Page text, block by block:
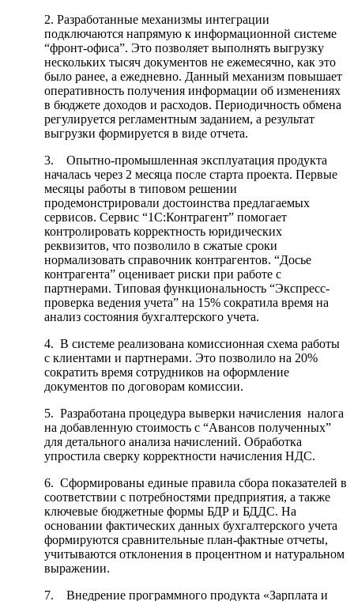
2. Разработанные механизмы интеграции
подключаются напрямую к информационной системе
“фронт-офиса”. Это позволяет выполнять выгрузку
нескольких тысяч документов не ежемесячно, как это
было ранее, а ежедневно. Данный механизм повышает
оперативность получения информации об изменениях
в бюджете доходов и расходов. Периодичность обмена
регулируется регламентным заданием, а результат
выгрузки формируется в виде отчета.
3. Опытно-промышленная эксплуатация продукта
началась через 2 месяца после старта проекта. Первые
месяцы работы в типовом решении
продемонстрировали достоинства предлагаемых
сервисов. Сервис “1С:Контрагент” помогает
контролировать корректность юридических
реквизитов, что позволило в сжатые сроки
нормализовать справочник контрагентов. “Досье
контрагента” оценивает риски при работе с
партнерами. Типовая функциональность “Экспресс-
проверка ведения учета” на 15% сократила время на
анализ состояния бухгалтерского учета.
4. В системе реализована комиссионная схема работы
с клиентами и партнерами. Это позволило на 20%
сократить время сотрудников на оформление
документов по договорам комиссии.
5. Разработана процедура выверки начисления налога
на добавленную стоимость с “Авансов полученных”
для детального анализа начислений. Обработка
упростила сверку корректности начисления НДС.
6. Сформированы единые правила сбора показателей в
соответствии с потребностями предприятия, а также
ключевые бюджетные формы БДР и БДДС. На
основании фактических данных бухгалтерского учета
формируются сравнительные план-фактные отчеты,
учитываются отклонения в процентном и натуральном
выражении.
7. Внедрение программного продукта «Зарплата и